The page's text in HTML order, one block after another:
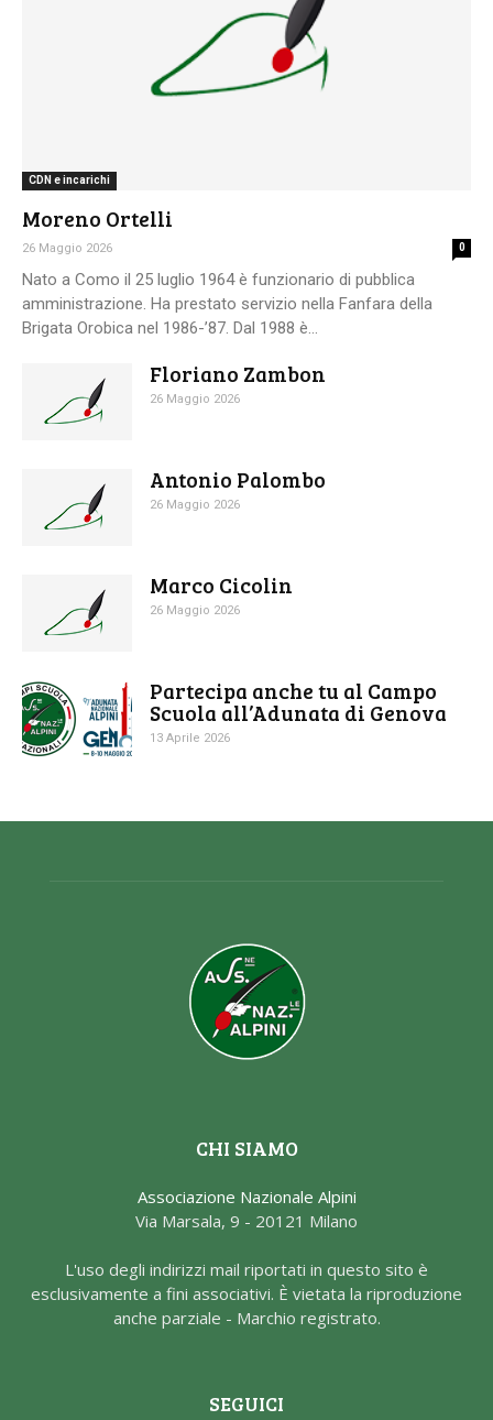
CDN e incarichi
Moreno Ortelli
26 Maggio 2026 0
Nato a Como il 25 luglio 1964 è funzionario di pubblica
amministrazione. Ha prestato servizio nella Fanfara della
Brigata Orobica nel 1986-’87. Dal 1988 è...
Floriano Zambon
26 Maggio 2026
Antonio Palombo
26 Maggio 2026
Marco Cicolin
26 Maggio 2026
Partecipa anche tu al Campo
Scuola all’Adunata di Genova
13 Aprile 2026
CHI SIAMO
Associazione Nazionale Alpini
Via Marsala, 9 - 20121 Milano
L'uso degli indirizzi mail riportati in questo sito è
esclusivamente a fini associativi. È vietata la riproduzione
anche parziale - Marchio registrato.
SEGUICI